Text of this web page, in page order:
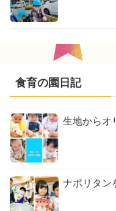
食育の園日記
生地からオ
ナポリタン